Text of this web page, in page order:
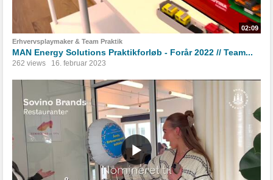
02:09
Erhvervsplaymaker & Team Praktik
MAN Energy Solutions Praktikforløb - Forår 2022 // Team...
262 views 16. februar 2023